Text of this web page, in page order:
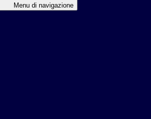
Menu di navigazione